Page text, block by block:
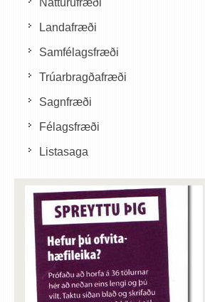
Náttúrufræði
Landafræði
Samfélagsfræði
Trúarbragðafræði
Sagnfræði
Félagsfræði
Listasaga